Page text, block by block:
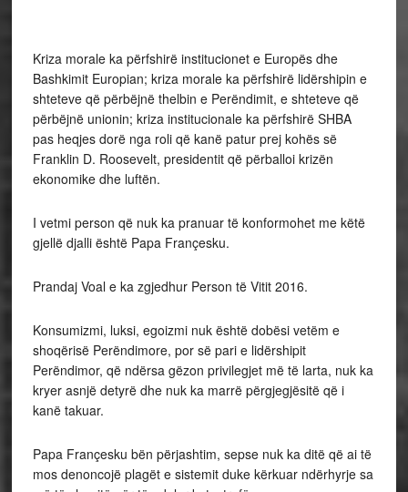
Kriza morale ka përfshirë institucionet e Europës dhe
Bashkimit Europian; kriza morale ka përfshirë lidërshipin e
shteteve që përbëjnë thelbin e Perëndimit, e shteteve që
përbëjnë unionin; kriza institucionale ka përfshirë SHBA
pas heqjes dorë nga roli që kanë patur prej kohës së
Franklin D. Roosevelt, presidentit që përballoi krizën
ekonomike dhe luftën.
I vetmi person që nuk ka pranuar të konformohet me këtë
gjellë djalli është Papa Françesku.
Prandaj Voal e ka zgjedhur Person të Vitit 2016.
Konsumizmi, luksi, egoizmi nuk është dobësi vetëm e
shoqërisë Perëndimore, por së pari e lidërshipit
Perëndimor, që ndërsa gëzon privilegjet më të larta, nuk ka
kryer asnjë detyrë dhe nuk ka marrë përgjegjësitë që i
kanë takuar.
Papa Françesku bën përjashtim, sepse nuk ka ditë që ai të
mos denoncojë plagët e sistemit duke kërkuar ndërhyrje sa